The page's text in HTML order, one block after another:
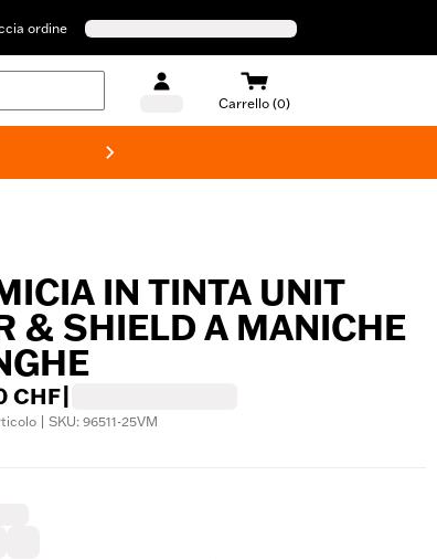
ordine
Carrello (0)
IN TINTA UNIT
& SHIELD A MANICHE
CHF
| SKU: 96511-25VM